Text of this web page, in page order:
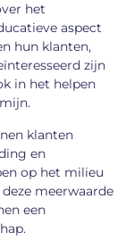
het
aspect
hun klanten,
zijn
in het helpen
klanten
en
op het milieu
meerwaarde
een